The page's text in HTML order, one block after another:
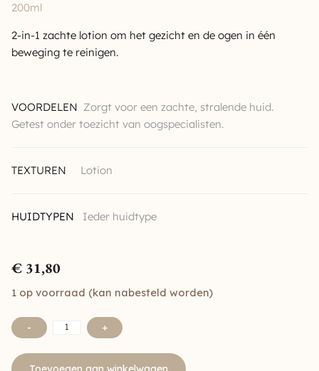
200ml
2-in-1 zachte lotion om het gezicht en de ogen in één
beweging te reinigen.
VOORDELEN Zorgt voor een zachte, stralende huid.
Getest onder toezicht van oogspecialisten.
TEXTUREN Lotion
HUIDTYPEN Ieder huidtype
€ 31,80
1 op voorraad (kan nabesteld worden)
- +